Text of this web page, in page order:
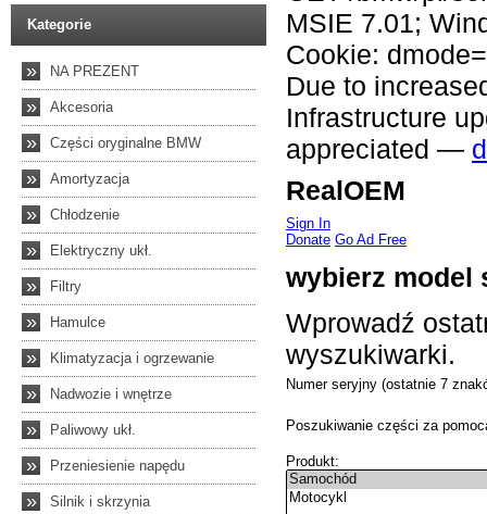
Kategorie
» NA PREZENT
» Akcesoria
» Części oryginalne BMW
» Amortyzacja
» Chłodzenie
» Elektryczny ukł.
» Filtry
» Hamulce
» Klimatyzacja i ogrzewanie
» Nadwozie i wnętrze
» Paliwowy ukł.
» Przeniesienie napędu
» Silnik i skrzynia